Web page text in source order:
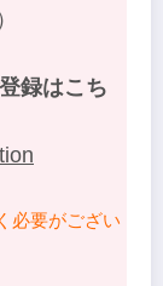
録はこち
必要がござい